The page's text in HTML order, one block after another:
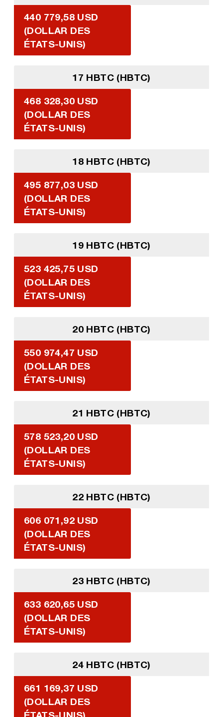
440 779,58 USD
(DOLLAR DES
ÉTATS-UNIS)
17 HBTC (HBTC)
468 328,30 USD
(DOLLAR DES
ÉTATS-UNIS)
18 HBTC (HBTC)
495 877,03 USD
(DOLLAR DES
ÉTATS-UNIS)
19 HBTC (HBTC)
523 425,75 USD
(DOLLAR DES
ÉTATS-UNIS)
20 HBTC (HBTC)
550 974,47 USD
(DOLLAR DES
ÉTATS-UNIS)
21 HBTC (HBTC)
578 523,20 USD
(DOLLAR DES
ÉTATS-UNIS)
22 HBTC (HBTC)
606 071,92 USD
(DOLLAR DES
ÉTATS-UNIS)
23 HBTC (HBTC)
633 620,65 USD
(DOLLAR DES
ÉTATS-UNIS)
24 HBTC (HBTC)
661 169,37 USD
(DOLLAR DES